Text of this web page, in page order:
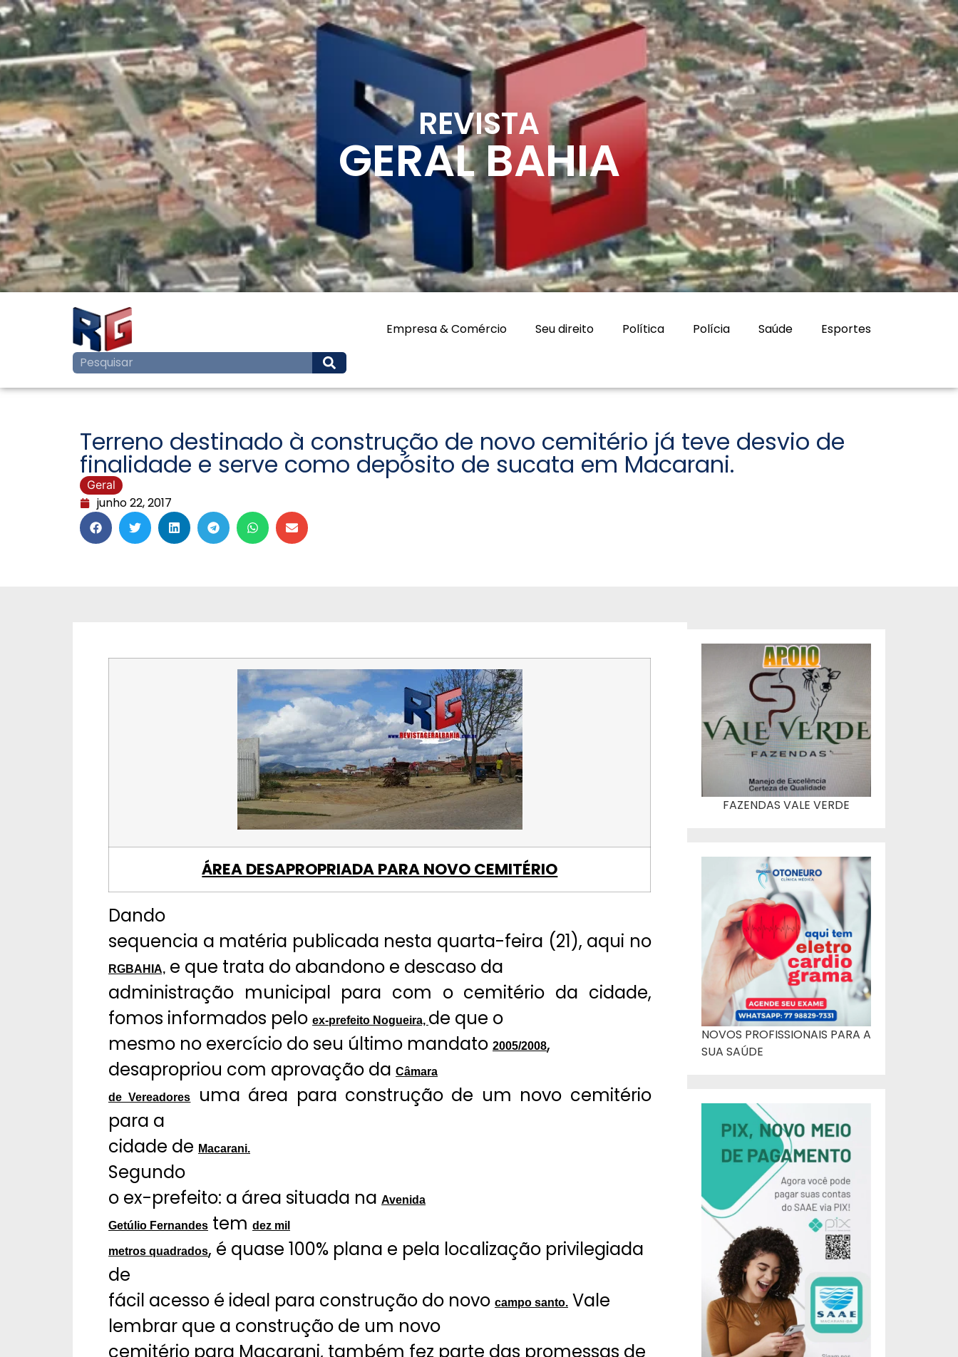
REVISTA
GERAL BAHIA
Empresa & Comércio Seu direito Política Polícia Saúde Esportes
Terreno destinado à construção de novo cemitério já teve desvio de
finalidade e serve como depósito de sucata em Macarani.
Geral
junho 22, 2017
ÁREA DESAPROPRIADA PARA NOVO CEMITÉRIO
Dando
sequencia a matéria publicada nesta quarta-feira (21), aqui no
RGBAHIA, e que trata do abandono e descaso da
administração municipal para com o cemitério da cidade,
fomos informados pelo ex-prefeito Nogueira, de que o
mesmo no exercício do seu último mandato 2005/2008,
desapropriou com aprovação da Câmara
de Vereadores
uma área para construção de um novo cemitério
para a
cidade de Macarani.
Segundo
o ex-prefeito: a área situada na Avenida
Getúlio Fernandes tem dez mil
metros quadrados, é quase 100% plana e pela localização privilegiada
de
fácil acesso é ideal para construção do novo campo santo. Vale
lembrar que a construção de um novo
cemitério para Macarani, também fez parte das promessas de
FAZENDAS VALE VERDE
NOVOS PROFISSIONAIS PARA A
SUA SAÚDE